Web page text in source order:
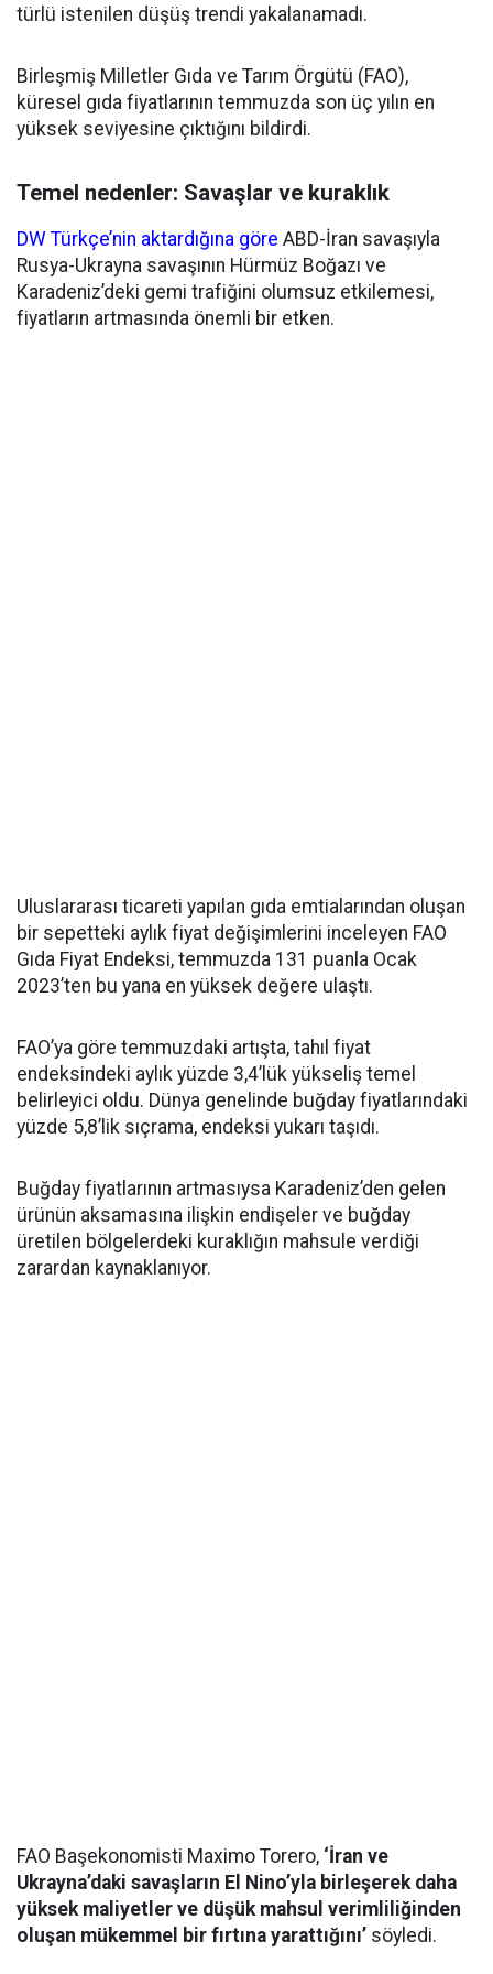
türlü istenilen düşüş trendi yakalanamadı.
Birleşmiş Milletler Gıda ve Tarım Örgütü (FAO),
küresel gıda fiyatlarının temmuzda son üç yılın en
yüksek seviyesine çıktığını bildirdi.
Temel nedenler: Savaşlar ve kuraklık
DW Türkçe’nin aktardığına göre ABD-İran savaşıyla
Rusya-Ukrayna savaşının Hürmüz Boğazı ve
Karadeniz’deki gemi trafiğini olumsuz etkilemesi,
fiyatların artmasında önemli bir etken.
Uluslararası ticareti yapılan gıda emtialarından oluşan
bir sepetteki aylık fiyat değişimlerini inceleyen FAO
Gıda Fiyat Endeksi, temmuzda 131 puanla Ocak
2023’ten bu yana en yüksek değere ulaştı.
FAO’ya göre temmuzdaki artışta, tahıl fiyat
endeksindeki aylık yüzde 3,4’lük yükseliş temel
belirleyici oldu. Dünya genelinde buğday fiyatlarındaki
yüzde 5,8’lik sıçrama, endeksi yukarı taşıdı.
Buğday fiyatlarının artmasıysa Karadeniz’den gelen
ürünün aksamasına ilişkin endişeler ve buğday
üretilen bölgelerdeki kuraklığın mahsule verdiği
zarardan kaynaklanıyor.
FAO Başekonomisti Maximo Torero, ‘İran ve
Ukrayna’daki savaşların El Nino’yla birleşerek daha
yüksek maliyetler ve düşük mahsul verimliliğinden
oluşan mükemmel bir fırtına yarattığını’ söyledi.